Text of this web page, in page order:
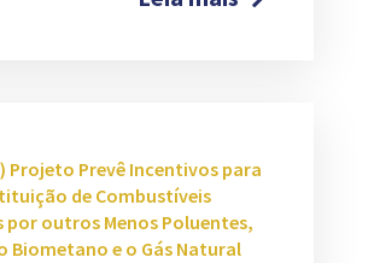
Projeto Prevê Incentivos para
de Combustíveis
por outros Menos Poluentes,
Biometano e o Gás Natural